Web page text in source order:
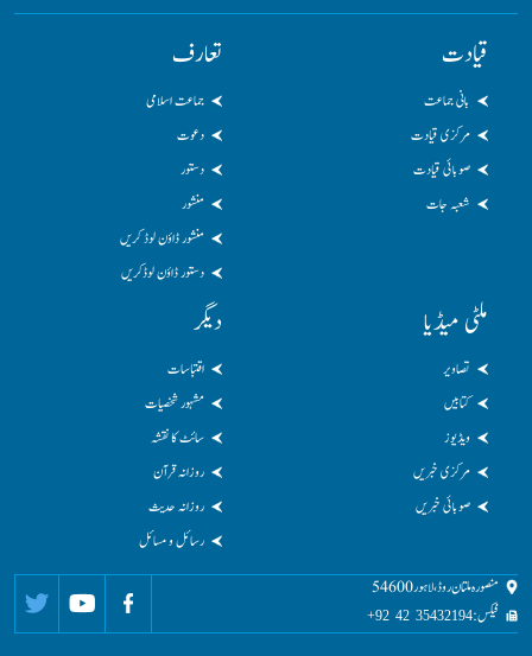
قیادت
بانی جماعت
مرکزی قیادت
صوبائی قیادت
شعبہ جات
تعارف
جماعت اسلامی
دعوت
دستور
منشور
منشور ڈاؤن لوڈ کریں
دستور ڈاؤن لوڈکریں
ملٹی میڈیا
تصاویر
کتابیں
ویڈیوز
مرکزی خبریں
صوبائی خبریں
دیگر
اقتباسات
مشہور شخصیات
سائٹ کا نقشہ
روزانہ قرآن
روزانہ حدیث
رسائل و مسائل
منصورہ ملتان روڈ، لاہور 54600
فیکس:35432194 42 92+